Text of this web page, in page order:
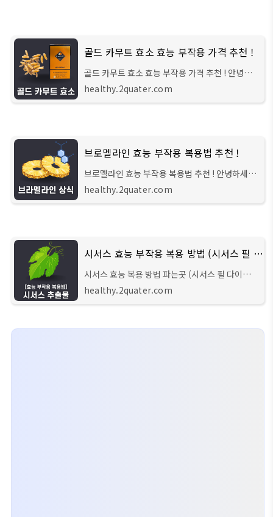
골드 카무트 효소 효능 부작용 가격 추천 !
골드 카무트 효소 효능 부작용 가격 추천 ! 안녕하
세요 헬스 큐레이터입니다. 이번 시간에는 최근 슈
퍼푸드로 선정된 카무트 효소에 대해 자세히 소개
healthy.2quater.com
브로멜라인 효능 부작용 복용법 추천 !
브로멜라인 효능 부작용 복용법 추천 ! 안녕하세요
헬스 큐레이터입니다. 요즘 파인애플 줄기에서 추
출하는 단백질 분해 효소인 '브로멜라인'이 다이어
healthy.2quater.com
시서스 효능 부작용 복용 방법 (시서스 필 다이어트)
시서스 효능 복용 방법 파는곳 (시서스 필 다이어
트) 안녕하세요 헬스 큐레이터입니다. 이번 시간에
는 다이어트 보조제로 많이 찾으시는 '시서스'라는
healthy.2quater.com